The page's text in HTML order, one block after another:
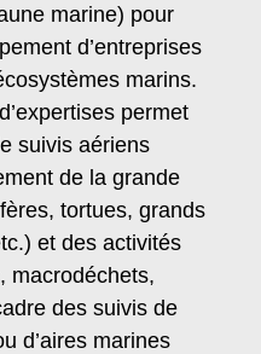
marine) pour
d’entreprises
marins.
permet
suivis aériens
de la grande
tortues, grands
et des activités
macrodéchets,
des suivis de
d’aires marines